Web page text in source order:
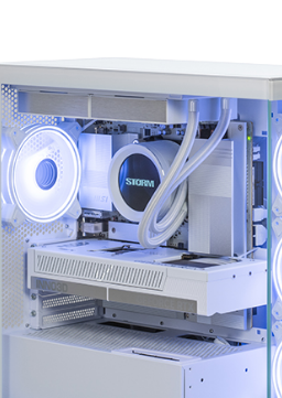
、「どのPCを選
わからない」そ
そ選んでほし
リーモデルで
商品詳細
360mm簡易水冷
OLEDを搭載したハ
ドモデル。美しさ
能を兼ね備えた「
が、至高の空間を
す。
商品詳
ングPC
をみる
大画面液晶
曲面OLED簡易
PC
商品をみ